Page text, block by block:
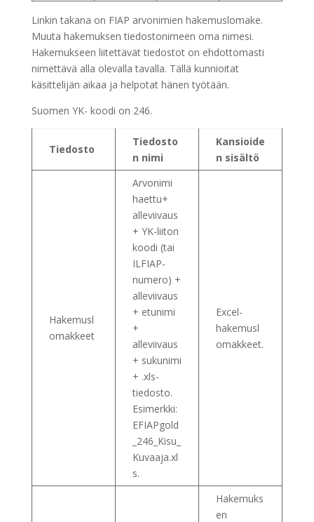
Linkin takana on FIAP arvonimien hakemuslomake.
Muuta hakemuksen tiedostonimeen oma nimesi.
Hakemukseen liitettävät tiedostot on ehdottomasti
nimettävä alla olevalla tavalla. Tällä kunnioitat
käsittelijän aikaa ja helpotat hänen työtään.
Suomen YK- koodi on 246.
Tiedosto
Tiedosto
n nimi
Kansioide
n sisältö
Hakemusl
omakkeet
Arvonimi
haettu+
alleviivaus
+ YK-liiton
koodi (tai
ILFIAP-
numero) +
alleviivaus
+ etunimi
+
alleviivaus
+ sukunimi
+ .xls-
tiedosto.
Esimerkki:
EFIAPgold
_246_Kisu_
Kuvaaja.xl
s.
Excel-
hakemusl
omakkeet.
Hakemuks
en